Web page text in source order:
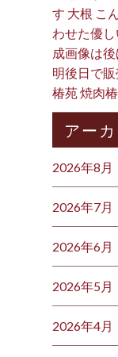
す 大根 こ
わせた優
成画像は
明後日で
椿苑 焼肉
アー
2026年8月
2026年7月
2026年6月
2026年5月
2026年4月